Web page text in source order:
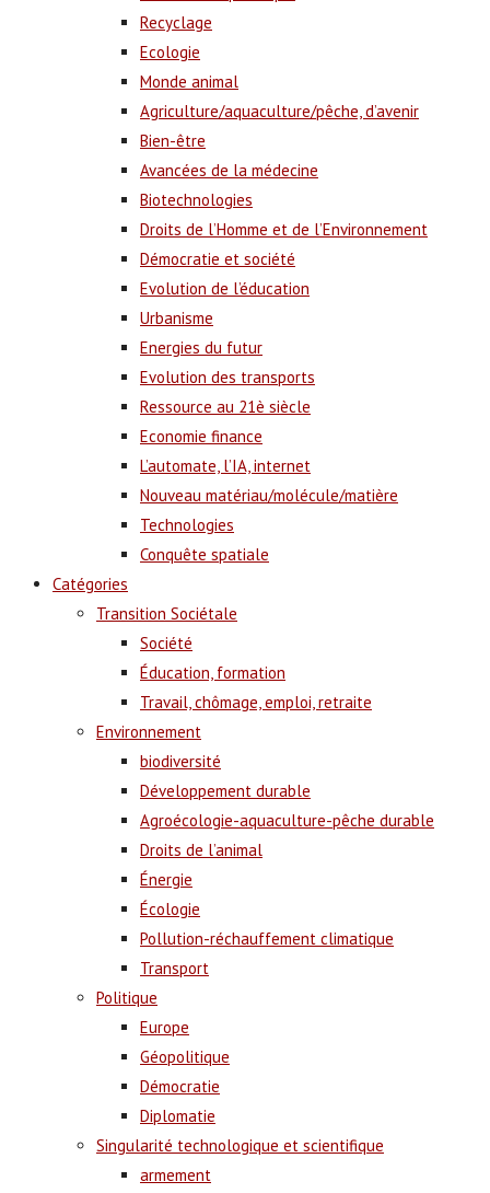
Recyclage
Ecologie
Monde animal
Agriculture/aquaculture/pêche, d’avenir
Bien-être
Avancées de la médecine
Biotechnologies
Droits de l’Homme et de l’Environnement
Démocratie et société
Evolution de l’éducation
Urbanisme
Energies du futur
Evolution des transports
Ressource au 21è siècle
Economie finance
L’automate, l’IA, internet
Nouveau matériau/molécule/matière
Technologies
Conquête spatiale
Catégories
Transition Sociétale
Société
Éducation, formation
Travail, chômage, emploi, retraite
Environnement
biodiversité
Développement durable
Agroécologie-aquaculture-pêche durable
Droits de l’animal
Énergie
Écologie
Pollution-réchauffement climatique
Transport
Politique
Europe
Géopolitique
Démocratie
Diplomatie
Singularité technologique et scientifique
armement